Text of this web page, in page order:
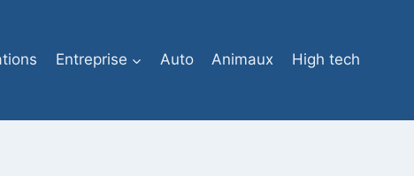
Entreprise Auto Animaux High tech